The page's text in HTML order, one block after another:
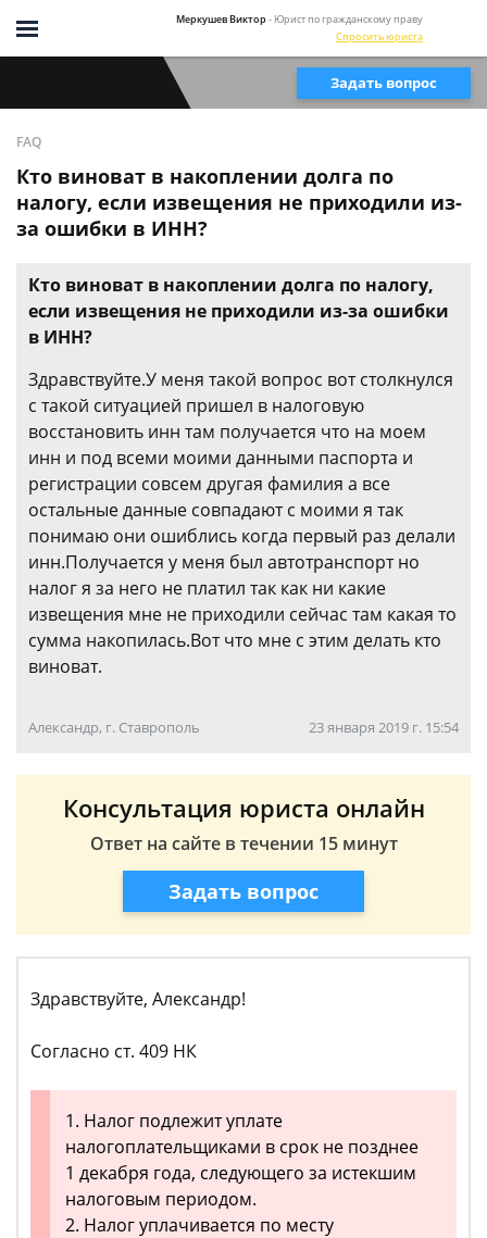
Меркушев Виктор- Юрист по гражданскому праву
Спросить юриста
Задать вопрос
FAQ
Кто виноват в накоплении долга по
налогу, если извещения не приходили из-
за ошибки в ИНН?
Кто виноват в накоплении долга по налогу,
если извещения не приходили из-за ошибки
в ИНН?
Здравствуйте.У меня такой вопрос вот столкнулся
с такой ситуацией пришел в налоговую
восстановить инн там получается что на моем
инн и под всеми моими данными паспорта и
регистрации совсем другая фамилия а все
остальные данные совпадают с моими я так
понимаю они ошиблись когда первый раз делали
инн.Получается у меня был автотранспорт но
налог я за него не платил так как ни какие
извещения мне не приходили сейчас там какая то
сумма накопилась.Вот что мне с этим делать кто
виноват.
Александр, г. Ставрополь 23 января 2019 г. 15:54
Консультация юриста онлайн
Ответ на сайте в течении 15 минут
Задать вопрос
Здравствуйте, Александр!
Согласно ст. 409 НК
1. Налог подлежит уплате
налогоплательщиками в срок не позднее
1 декабря года, следующего за истекшим
налоговым периодом.
2. Налог уплачивается по месту